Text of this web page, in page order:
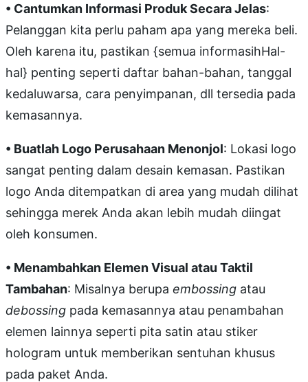
• Cantumkan Informasi Produk Secara Jelas:
Pelanggan kita perlu paham apa yang mereka beli.
Oleh karena itu, pastikan {semua informasihHal-
hal} penting seperti daftar bahan-bahan, tanggal
kedaluwarsa, cara penyimpanan, dll tersedia pada
kemasannya.
• Buatlah Logo Perusahaan Menonjol: Lokasi logo
sangat penting dalam desain kemasan. Pastikan
logo Anda ditempatkan di area yang mudah dilihat
sehingga merek Anda akan lebih mudah diingat
oleh konsumen.
• Menambahkan Elemen Visual atau Taktil
Tambahan: Misalnya berupa embossing atau
debossing pada kemasannya atau penambahan
elemen lainnya seperti pita satin atau stiker
hologram untuk memberikan sentuhan khusus
pada paket Anda.